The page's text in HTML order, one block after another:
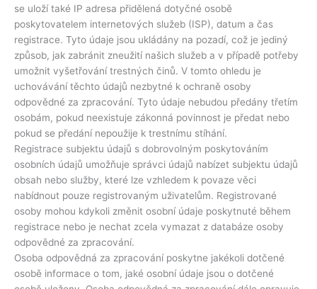
se uloží také IP adresa přidělená dotyčné osobě
poskytovatelem internetových služeb (ISP), datum a čas
registrace. Tyto údaje jsou ukládány na pozadí, což je jediný
způsob, jak zabránit zneužití našich služeb a v případě potřeby
umožnit vyšetřování trestných činů. V tomto ohledu je
uchovávání těchto údajů nezbytné k ochraně osoby
odpovědné za zpracování. Tyto údaje nebudou předány třetím
osobám, pokud neexistuje zákonná povinnost je předat nebo
pokud se předání nepoužije k trestnímu stíhání.
Registrace subjektu údajů s dobrovolným poskytováním
osobních údajů umožňuje správci údajů nabízet subjektu údajů
obsah nebo služby, které lze vzhledem k povaze věci
nabídnout pouze registrovaným uživatelům. Registrované
osoby mohou kdykoli změnit osobní údaje poskytnuté během
registrace nebo je nechat zcela vymazat z databáze osoby
odpovědné za zpracování.
Osoba odpovědná za zpracování poskytne jakékoli dotčené
osobě informace o tom, jaké osobní údaje jsou o dotčené